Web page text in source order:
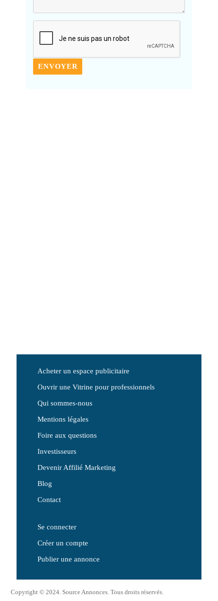
Acheter un espace publicitaire
Ouvrir une Vitrine pour professionnels
Qui sommes-nous
Mentions légales
Foire aux questions
Investisseurs
Devenir Affilié Marketing
Blog
Contact
Se connecter
Créer un compte
Publier une annonce
Copyright © 2024. Source Annonces. Tous droits réservés.